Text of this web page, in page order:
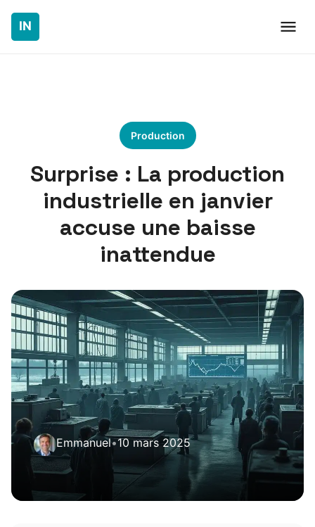
Production
Surprise : La production
industrielle en janvier
accuse une baisse
inattendue
Emmanuel•10 mars 2025